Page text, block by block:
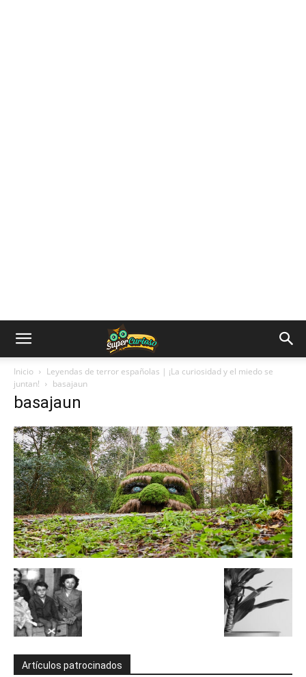
Inicio
Leyendas de terror españolas | ¡La curiosidad y el miedo se
juntan!
basajaun
basajaun
Artículos patrocinados